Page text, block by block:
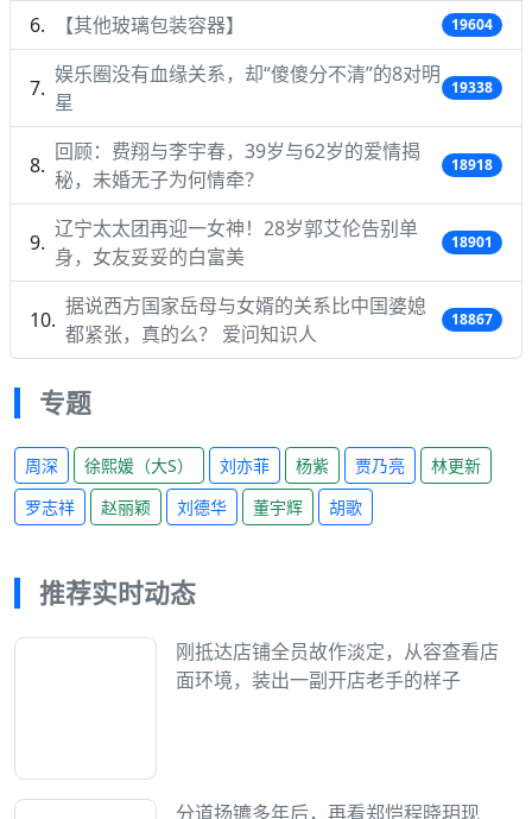
【其他玻璃包装容器】 19604
娱乐圈没有血缘关系，却“傻傻分不清”的8对明
星
19338
回顾：费翔与李宇春，39岁与62岁的爱情揭
秘，未婚无子为何情牵？
18918
辽宁太太团再迎一女神！28岁郭艾伦告别单
身，女友妥妥的白富美
18901
据说西方国家岳母与女婿的关系比中国婆媳
都紧张，真的么？ 爱问知识人
18867
专题
周深 徐熙媛（大S） 刘亦菲 杨紫 贾乃亮
林更新
罗志祥
赵丽颖 刘德华 董宇辉 胡歌
推荐实时动态
刚抵达店铺全员故作淡定，从容查看店
面环境，装出一副开店老手的样子
分道扬镳多年后，再看郑恺程晓玥现